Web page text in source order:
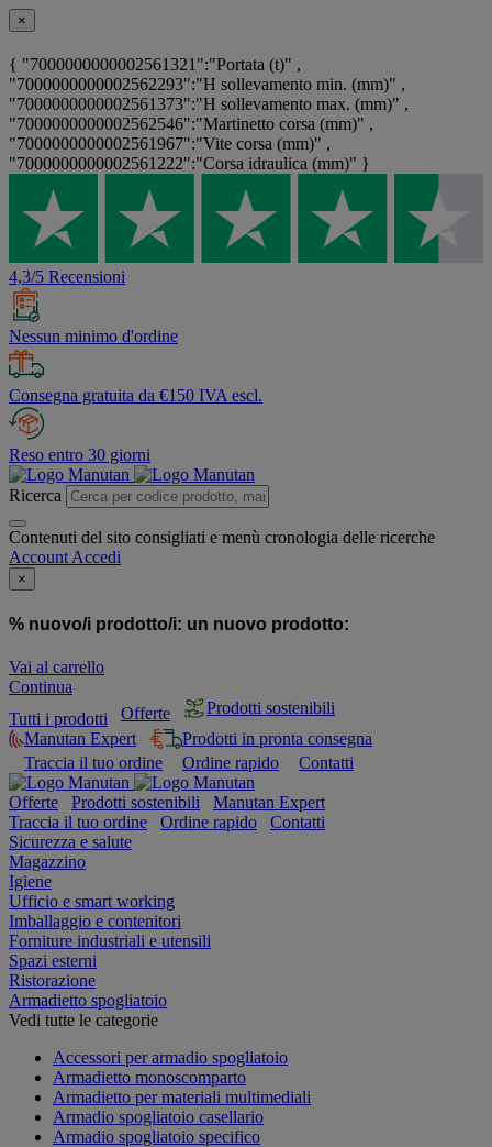
×
{ "7000000000002561321":"Portata (t)" ,
"7000000000002562293":"H sollevamento min. (mm)" ,
"7000000000002561373":"H sollevamento max. (mm)" ,
"7000000000002562546":"Martinetto corsa (mm)" ,
"7000000000002561967":"Vite corsa (mm)" ,
"7000000000002561222":"Corsa idraulica (mm)" }
4,3/5 Recensioni
Nessun minimo d'ordine
Consegna gratuita da €150 IVA escl.
Reso entro 30 giorni
Ricerca
Contenuti del sito consigliati e menù cronologia delle ricerche
Account Accedi
×
% nuovo/i prodotto/i: un nuovo prodotto:
Vai al carrello
Continua
Tutti i prodotti
Offerte
Prodotti sostenibili
Manutan Expert
Prodotti in pronta consegna
Traccia il tuo ordine
Ordine rapido Contatti
Offerte Prodotti sostenibili
Manutan Expert
Traccia il tuo ordine
Ordine rapido
Contatti
Sicurezza e salute
Magazzino
Igiene
Ufficio e smart working
Imballaggio e contenitori
Forniture industriali e utensili
Spazi esterni
Ristorazione
Armadietto spogliatoio
Vedi tutte le categorie
Accessori per armadio spogliatoio
Armadietto monoscomparto
Armadietto per materiali multimediali
Armadio spogliatoio casellario
Armadio spogliatoio specifico